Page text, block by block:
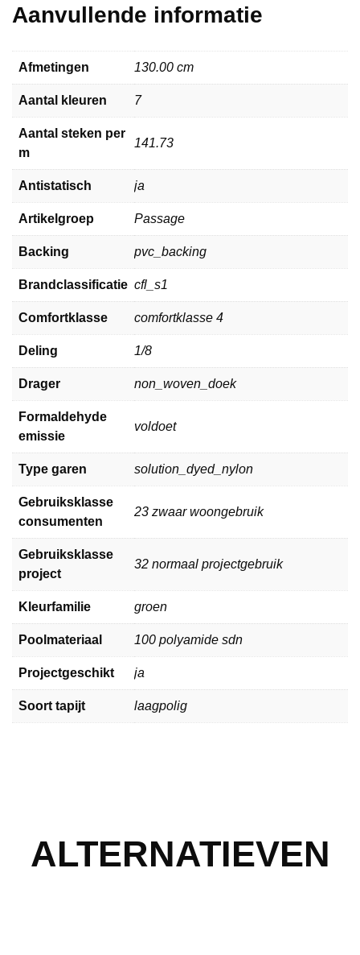
Aanvullende informatie
Afmetingen 130.00 cm
Aantal kleuren 7
Aantal steken per
m
141.73
Antistatisch ja
Artikelgroep Passage
Backing pvc_backing
Brandclassificatie cfl_s1
Comfortklasse comfortklasse 4
Deling 1/8
Drager non_woven_doek
Formaldehyde
emissie
voldoet
Type garen solution_dyed_nylon
Gebruiksklasse
consumenten
23 zwaar woongebruik
Gebruiksklasse
project
32 normaal projectgebruik
Kleurfamilie groen
Poolmateriaal 100 polyamide sdn
Projectgeschikt ja
Soort tapijt laagpolig
ALTERNATIEVEN